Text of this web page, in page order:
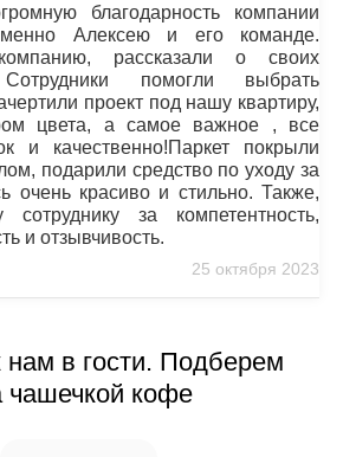
благодарность компании
Алексею и его команде.
рассказали о своих
Сотрудники помогли выбрать
проект под нашу квартиру,
цвета, а самое важное , все
и качественно!Паркет покрыли
подарили средство по уходу за
очень красиво и стильно. Также,
за компетентность,
и отзывчивость.
25 октября 2023
нам в гости. Подберем
чашечкой кофе